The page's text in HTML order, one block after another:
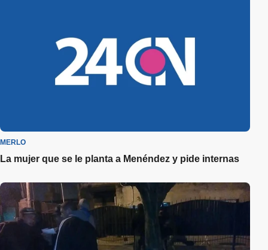
MERLO
La mujer que se le planta a Menéndez y pide internas